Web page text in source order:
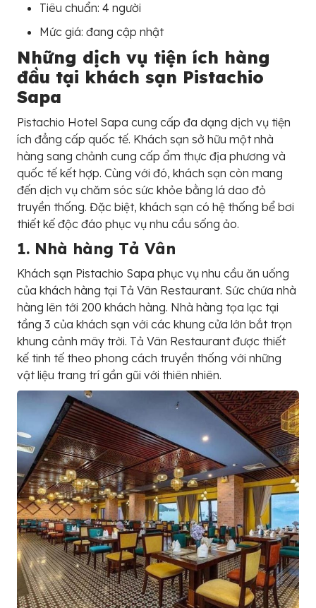
Tiêu chuẩn: 4 người
Mức giá: đang cập nhật
Những dịch vụ tiện ích hàng
đầu tại khách sạn Pistachio
Sapa
Pistachio Hotel Sapa cung cấp đa dạng dịch vụ tiện
ích đẳng cấp quốc tế. Khách sạn sở hữu một nhà
hàng sang chảnh cung cấp ẩm thực địa phương và
quốc tế kết hợp. Cùng với đó, khách sạn còn mang
đến dịch vụ chăm sóc sức khỏe bằng lá dao đỏ
truyền thống. Đặc biệt, khách sạn có hệ thống bể bơi
thiết kế độc đáo phục vụ nhu cầu sống ảo.
1. Nhà hàng Tả Vân
Khách sạn Pistachio Sapa phục vụ nhu cầu ăn uống
của khách hàng tại Tả Vân Restaurant. Sức chứa nhà
hàng lên tới 200 khách hàng. Nhà hàng tọa lạc tại
tầng 3 của khách sạn với các khung cửa lớn bắt trọn
khung cảnh mây trời. Tả Vân Restaurant được thiết
kế tinh tế theo phong cách truyền thống với những
vật liệu trang trí gần gũi với thiên nhiên.